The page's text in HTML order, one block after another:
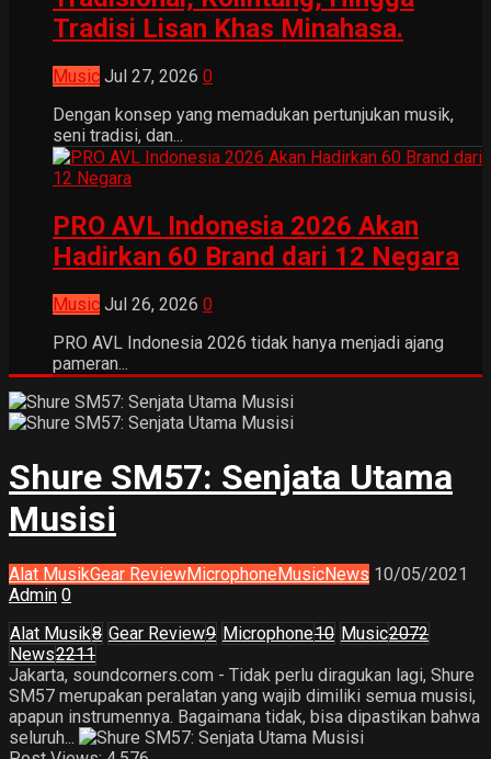
Tradisi Lisan Khas Minahasa.
Music Jul 27, 2026 0
Dengan konsep yang memadukan pertunjukan musik,
seni tradisi, dan...
PRO AVL Indonesia 2026 Akan
Hadirkan 60 Brand dari 12 Negara
Music Jul 26, 2026 0
PRO AVL Indonesia 2026 tidak hanya menjadi ajang
pameran...
Shure SM57: Senjata Utama
Musisi
Alat MusikGear ReviewMicrophoneMusicNews 10/05/2021
Admin 0
Alat Musik8 Gear Review9 Microphone10 Music2072
News2211
Jakarta, soundcorners.com - Tidak perlu diragukan lagi, Shure
SM57 merupakan peralatan yang wajib dimiliki semua musisi,
apapun instrumennya. Bagaimana tidak, bisa dipastikan bahwa
seluruh...